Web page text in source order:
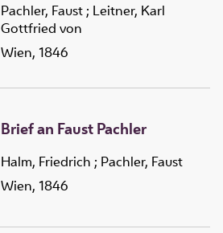
Pachler, Faust ; Leitner, Karl
Gottfried von
Wien, 1846
Brief an Faust Pachler
Halm, Friedrich ; Pachler, Faust
Wien, 1846